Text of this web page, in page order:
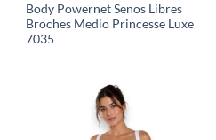
Body Powernet Senos Libres
Broches Medio Princesse Luxe
7035